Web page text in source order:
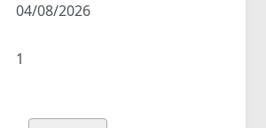
04/08/2026
1